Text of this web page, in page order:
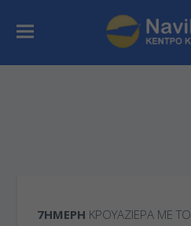
7ΉΜΕΡΗ ΚΡΟΥΑΖΙΕΡΑ ΜΕ ΤΟ